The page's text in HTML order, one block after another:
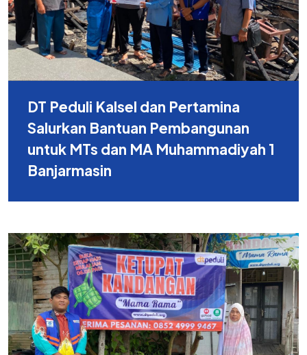
DT Peduli Kalsel dan Pertamina
Salurkan Bantuan Pembangunan
untuk MTs dan MA Muhammadiyah 1
Banjarmasin